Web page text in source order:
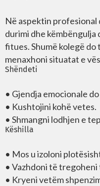
Në aspektin profesional
durimi dhe këmbëngulja
fitues. Shumë kolegë do
menaxhoni situatat e
Shëndeti
• Gjendja emocionale
• Kushtojini kohë vetes.
• Shmangni lodhjen e
Këshilla
• Mos u izoloni
• Vazhdoni të tregoheni
• Kryeni vetëm